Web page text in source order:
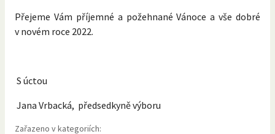
Přejeme Vám příjemné a požehnané Vánoce a vše dobré
v novém roce 2022.
S úctou
Jana Vrbacká, předsedkyně výboru
Zařazeno v kategoriích: